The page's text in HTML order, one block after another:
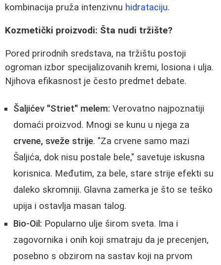
kombinacija pruža intenzivnu hidrataciju.
Kozmetički proizvodi: Šta nudi tržište?
Pored prirodnih sredstava, na tržištu postoji
ogroman izbor specijalizovanih kremi, losiona i ulja.
Njihova efikasnost je često predmet debate.
Šaljićev "Striet" melem: Verovatno najpoznatiji
domaći proizvod. Mnogi se kunu u njega za
crvene, sveže strije. "Za crvene samo mazi
Šaljića, dok nisu postale bele," savetuje iskusna
korisnica. Međutim, za bele, stare strije efekti su
daleko skromniji. Glavna zamerka je što se teško
upija i ostavlja masan talog.
Bio-Oil: Popularno ulje širom sveta. Ima i
zagovornika i onih koji smatraju da je precenjen,
posebno s obzirom na sastav koji na prvom